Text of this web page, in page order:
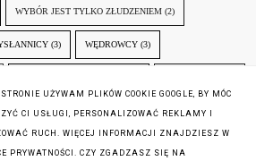
WYBÓR JEST TYLKO ZŁUDZENIEM (2)
(3) WĘDROWCY (3)
ŚLADY ZBRODNI (3) ŻYCIA W ŻYCIU (3)
UŻYWAM PLIKÓW COOKIE GOOGLE, BY MÓC
CI USŁUGI, PERSONALIZOWAĆ REKLAMY I
RUCH. WIĘCEJ INFORMACJI ZNAJDZIESZ W
PRYWATNOŚCI. CZY ZGADZASZ SIĘ NA